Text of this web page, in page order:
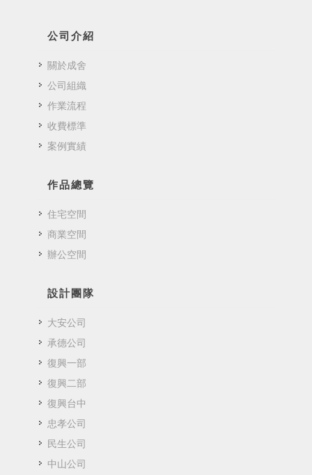
公司介紹
關於成舍
公司組織
作業流程
收費標準
案例實績
作品總覽
住宅空間
商業空間
辦公空間
設計團隊
大安公司
承德公司
復興一部
復興二部
復興台中
忠孝公司
民生公司
中山公司